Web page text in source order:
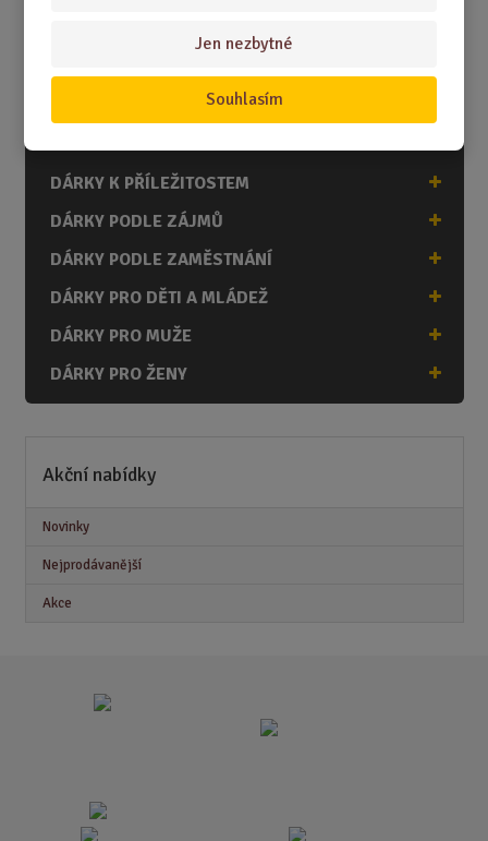
Jen nezbytné
Souhlasím
DÁRKY K PŘÍLEŽITOSTEM
DÁRKY PODLE ZÁJMŮ
DÁRKY PODLE ZAMĚSTNÁNÍ
DÁRKY PRO DĚTI A MLÁDEŽ
DÁRKY PRO MUŽE
DÁRKY PRO ŽENY
Akční nabídky
Novinky
Nejprodávanější
Akce